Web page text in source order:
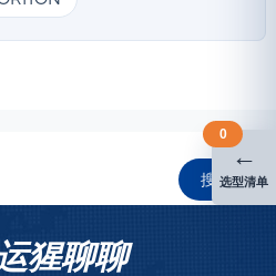
搜索
猩聊聊
←
选型清单
0